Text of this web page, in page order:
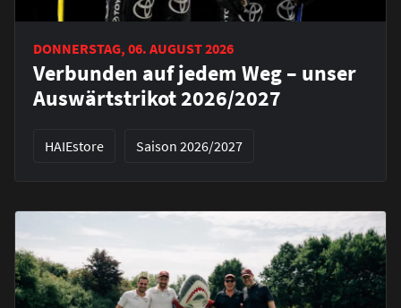
DONNERSTAG, 06. AUGUST 2026
Verbunden auf jedem Weg – unser
Auswärtstrikot 2026/2027
HAIEstore Saison 2026/2027